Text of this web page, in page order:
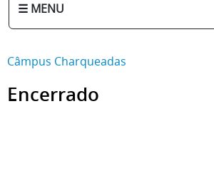
☰ MENU
Câmpus Charqueadas
Encerrado